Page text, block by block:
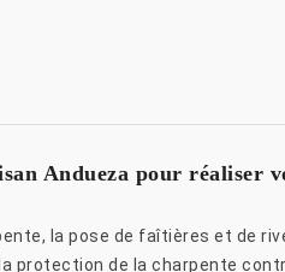
Andueza pour réaliser
la pose de faîtières et de
protection de la charpente